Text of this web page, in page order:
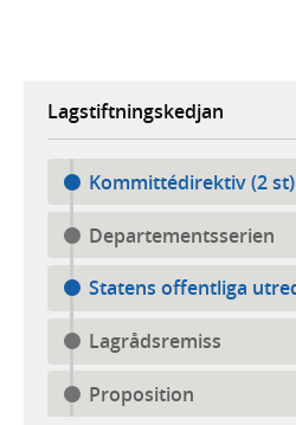
Lagstiftningskedjan
Kommittédirektiv (2 st)
Departementsserien
Statens offentliga
Lagrådsremiss
Proposition